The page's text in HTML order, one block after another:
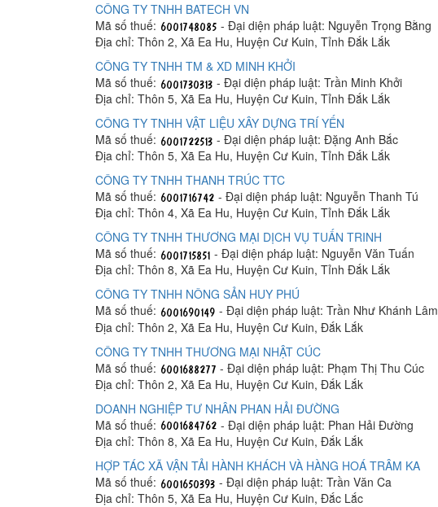
CÔNG TY TNHH BATECH VN
Mã số thuế:
- Đại diện pháp luật: Nguyễn Trọng Bằng
Địa chỉ: Thôn 2, Xã Ea Hu, Huyện Cư Kuin, Tỉnh Đắk Lắk
CÔNG TY TNHH TM & XD MINH KHỞI
Mã số thuế:
- Đại diện pháp luật: Trần Minh Khởi
Địa chỉ: Thôn 5, Xã Ea Hu, Huyện Cư Kuin, Tỉnh Đắk Lắk
CÔNG TY TNHH VẬT LIỆU XÂY DỰNG TRÍ YẾN
Mã số thuế:
- Đại diện pháp luật: Đặng Anh Bắc
Địa chỉ: Thôn 5, Xã Ea Hu, Huyện Cư Kuin, Tỉnh Đắk Lắk
CÔNG TY TNHH THANH TRÚC TTC
Mã số thuế:
- Đại diện pháp luật: Nguyễn Thanh Tú
Địa chỉ: Thôn 4, Xã Ea Hu, Huyện Cư Kuin, Tỉnh Đắk Lắk
CÔNG TY TNHH THƯƠNG MẠI DỊCH VỤ TUẤN TRINH
Mã số thuế:
- Đại diện pháp luật: Nguyễn Văn Tuấn
Địa chỉ: Thôn 8, Xã Ea Hu, Huyện Cư Kuin, Tỉnh Đắk Lắk
CÔNG TY TNHH NÔNG SẢN HUY PHÚ
Mã số thuế:
- Đại diện pháp luật: Trần Như Khánh Lâm
Địa chỉ: Thôn 2, Xã Ea Hu, Huyện Cư Kuin, Đắk Lắk
CÔNG TY TNHH THƯƠNG MẠI NHẬT CÚC
Mã số thuế:
- Đại diện pháp luật: Phạm Thị Thu Cúc
Địa chỉ: Thôn 2, Xã Ea Hu, Huyện Cư Kuin, Đắk Lắk
DOANH NGHIỆP TƯ NHÂN PHAN HẢI ĐƯỜNG
Mã số thuế:
- Đại diện pháp luật: Phan Hải Đường
Địa chỉ: Thôn 8, Xã Ea Hu, Huyện Cư Kuin, Đắk Lắk
HỢP TÁC XÃ VẬN TẢI HÀNH KHÁCH VÀ HÀNG HOÁ TRÂM KA
Mã số thuế:
- Đại diện pháp luật: Trần Văn Ca
Địa chỉ: Thôn 5, Xã Ea Hu, Huyện Cư Kuin, Đắc Lắc